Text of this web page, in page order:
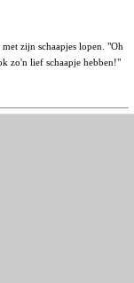
zijn schaapjes lopen. "Oh
zo'n lief schaapje hebben!"